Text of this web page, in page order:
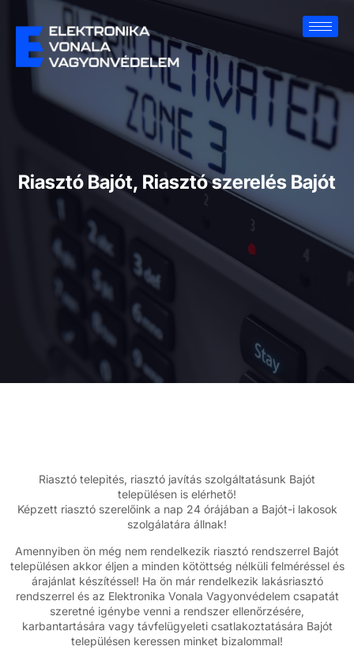
Riasztó Bajót, Riasztó szerelés Bajót
Riasztó telepités, riasztó javítás szolgáltatásunk Bajót
településen is elérhető!
Képzett riasztó szerelőink a nap 24 órájában a Bajót-i lakosok
szolgálatára állnak!
Amennyiben ön még nem rendelkezik riasztó rendszerrel Bajót
településen akkor éljen a minden kötöttség nélküli felméréssel és
árajánlat készítéssel! Ha ön már rendelkezik lakásriasztó
rendszerrel és az Elektronika Vonala Vagyonvédelem csapatát
szeretné igénybe venni a rendszer ellenőrzésére,
karbantartására vagy távfelügyeleti csatlakoztatására Bajót
településen keressen minket bizalommal!